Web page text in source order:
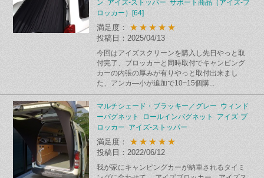
ン アイズ-ストッパー サポート商品（アイズ-ブ
ロッカー）[64]
満足度： ★★★★★
投稿日：2025/04/13
今回はアイズスクリーンを購入し先日やっと取
付完了、ブロッカーと同時取付でキャンピング
カーの内張の厚みが有りやっと取付出来まし
た、アンカ―小が追加で10~15個購...
マルチシェード・ブラッキー／グレー ウィンド
ーバグネット ロールインバグネット アイズ-ブ
ロッカー アイズ-ストッパー
満足度： ★★★★★
投稿日：2022/06/12
我が家にキャンピングカーが納車されるタイミ